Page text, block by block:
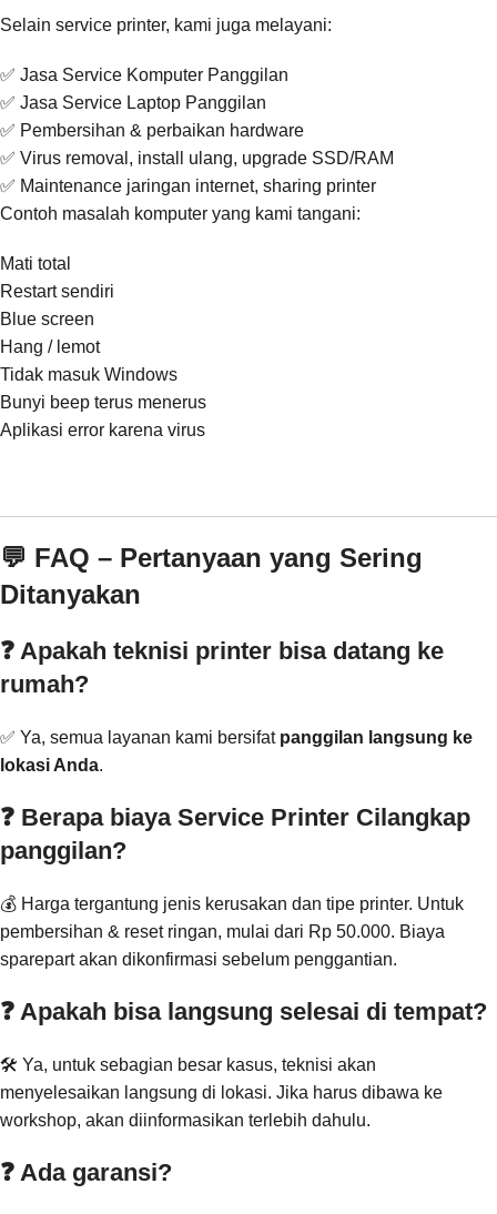
Selain service printer, kami juga melayani:
✅ Jasa Service Komputer Panggilan
✅ Jasa Service Laptop Panggilan
✅ Pembersihan & perbaikan hardware
✅ Virus removal, install ulang, upgrade SSD/RAM
✅ Maintenance jaringan internet, sharing printer
Contoh masalah komputer yang kami tangani:
Mati total
Restart sendiri
Blue screen
Hang / lemot
Tidak masuk Windows
Bunyi beep terus menerus
Aplikasi error karena virus
💬 FAQ – Pertanyaan yang Sering
Ditanyakan
❓ Apakah teknisi printer bisa datang ke
rumah?
✅ Ya, semua layanan kami bersifat panggilan langsung ke
lokasi Anda.
❓ Berapa biaya Service Printer Cilangkap
panggilan?
💰 Harga tergantung jenis kerusakan dan tipe printer. Untuk
pembersihan & reset ringan, mulai dari Rp 50.000. Biaya
sparepart akan dikonfirmasi sebelum penggantian.
❓ Apakah bisa langsung selesai di tempat?
🛠️ Ya, untuk sebagian besar kasus, teknisi akan
menyelesaikan langsung di lokasi. Jika harus dibawa ke
workshop, akan diinformasikan terlebih dahulu.
❓ Ada garansi?